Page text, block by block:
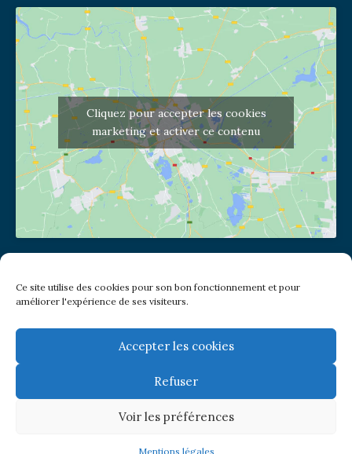
Ce site utilise des cookies pour son bon fonctionnement et pour
améliorer l'expérience de ses visiteurs.
Accepter les cookies
Refuser
Voir les préférences
Mentions légales
Cliquez pour accepter les cookies
marketing et activer ce contenu
(pas de courrier à cette adresse)
2 place Jules Joffrin - 75018
Metro: Jules Joffrin ou Simplon
Bus : Mairie du XVIII
Newsletter